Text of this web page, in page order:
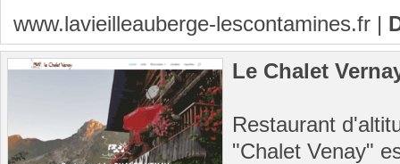
www.lavieilleauberge-lescontamines.fr |
Le Chalet
Restaurant
"Chalet Venay"